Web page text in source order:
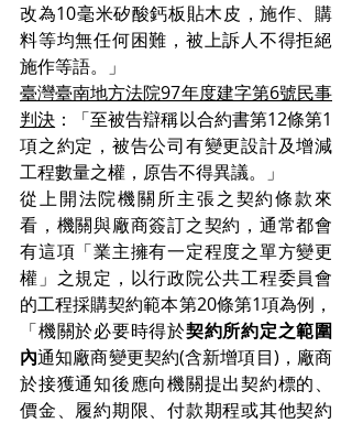
改為10毫米矽酸鈣板貼木皮，施作、購
料等均無任何困難，被上訴人不得拒絕
施作等語。」
臺灣臺南地方法院97年度建字第6號民事
判決 ：「至被告辯稱以合約書第12條第1
項之約定，被告公司有變更設計及增減
工程數量之權，原告不得異議。」
從上開法院機關所主張之契約條款來
看，機關與廠商簽訂之契約，通常都會
有這項「業主擁有一定程度之單方變更
權」之規定，以行政院公共工程委員會
的工程採購契約範本第20條第1項為例，
「機關於必要時得於契約所約定之範圍
內通知廠商變更契約(含新增項目)，廠商
於接獲通知後應向機關提出契約標的、
價金、履約期限、付款期程或其他契約